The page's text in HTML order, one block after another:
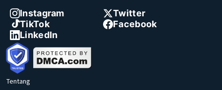
Instagram
Twitter
TikTok
Facebook
LinkedIn
Tentang